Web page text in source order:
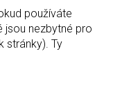
používáte
jsou nezbytné pro
stránky). Ty